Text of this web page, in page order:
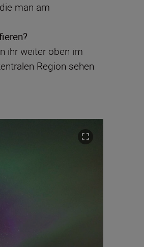
man am
ihr weiter oben im
Region sehen